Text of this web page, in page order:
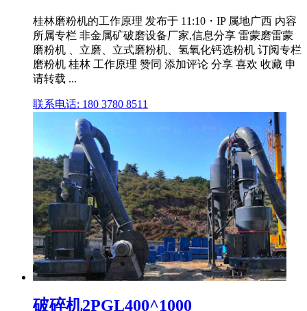
桂林磨粉机的工作原理 发布于 11:10・IP 属地广西 内容
所属专栏 非金属矿破磨设备厂家,信息分享 雷蒙磨雷蒙
磨粉机 、立磨、立式磨粉机、氢氧化钙选粉机 订阅专栏
磨粉机 桂林 工作原理 赞同 添加评论 分享 喜欢 收藏 申
请转载 ...
联系电话: 180 3780 8511
破碎机2PGL400^1000